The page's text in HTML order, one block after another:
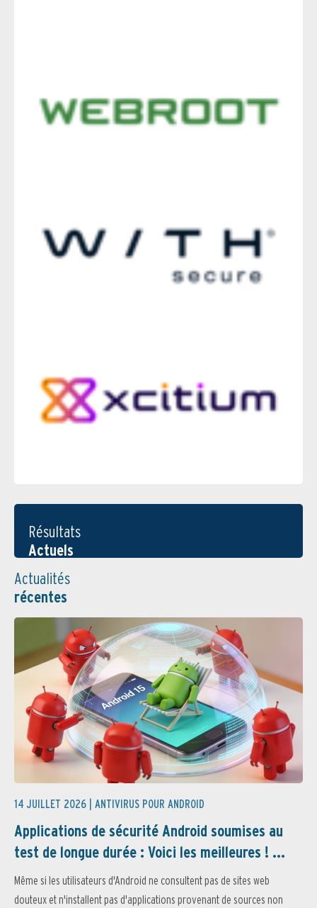
Résultats
Actuels
Actualités
récentes
14 JUILLET 2026 | ANTIVIRUS POUR ANDROID
Applications de sécurité Android soumises au
test de longue durée : Voici les meilleures ! ...
Même si les utilisateurs d'Android ne consultent pas de sites web
douteux et n'installent pas d'applications provenant de sources non